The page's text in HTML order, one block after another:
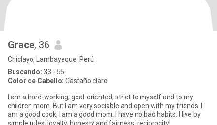
Grace, 36
Chiclayo, Lambayeque, Perú
Buscando: 33 - 55
Color de Cabello: Castaño claro
I am a hard-working, goal-oriented, strict to myself and to my
children mom. But I am very sociable and open with my friends. I
am a good cook, I am a good mom. I have no bad habits. I live by
simple rules, loyalty, honesty and fairness, reciprocity!